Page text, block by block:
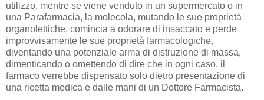
utilizzo, mentre se viene venduto in un supermercato o in
una Parafarmacia, la molecola, mutando le sue proprietà
organolettiche, comincia a odorare di insaccato e perde
improvvisamente le sue proprietà farmacologiche,
diventando una potenziale arma di distruzione di massa,
dimenticando o omettendo di dire che in ogni caso, il
farmaco verrebbe dispensato solo dietro presentazione di
una ricetta medica e dalle mani di un Dottore Farmacista.